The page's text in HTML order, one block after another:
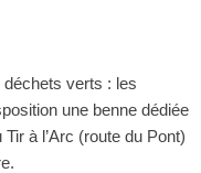
déchets verts : les
une benne dédiée
à l’Arc (route du Pont)